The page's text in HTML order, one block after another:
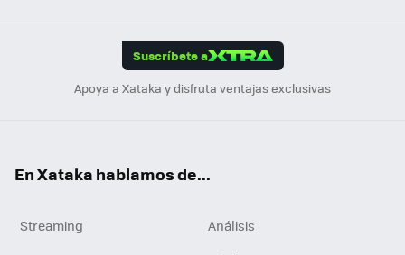
Suscríbete a
Apoya a Xataka y disfruta ventajas exclusivas
En Xataka hablamos de...
Streaming
Análisis